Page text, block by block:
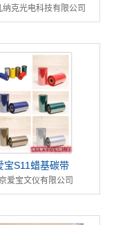
纳克光电科技有限公司
宝S11蜡基碳带
爱宝文仪有限公司